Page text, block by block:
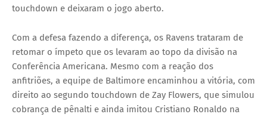
touchdown e deixaram o jogo aberto.
Com a defesa fazendo a diferença, os Ravens trataram de
retomar o ímpeto que os levaram ao topo da divisão na
Conferência Americana. Mesmo com a reação dos
anfitriões, a equipe de Baltimore encaminhou a vitória, com
direito ao segundo touchdown de Zay Flowers, que simulou
cobrança de pênalti e ainda imitou Cristiano Ronaldo na